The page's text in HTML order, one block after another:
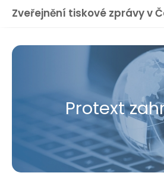
Zveřejnění tiskové zprávy v
Protext